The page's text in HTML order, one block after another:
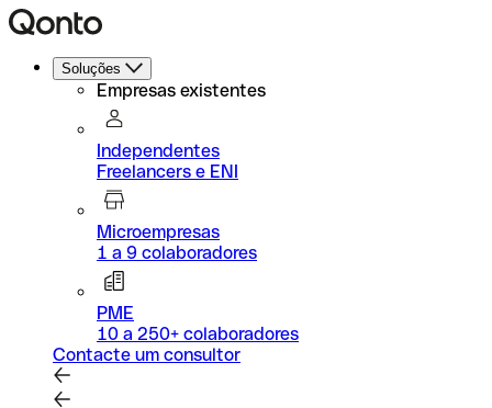
Soluções
Empresas existentes
Independentes
Freelancers e ENI
Microempresas
1 a 9 colaboradores
PME
10 a 250+ colaboradores
Contacte um consultor